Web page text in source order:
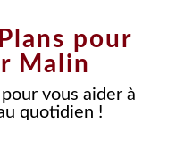
pour
Malin
vous aider à
quotidien !